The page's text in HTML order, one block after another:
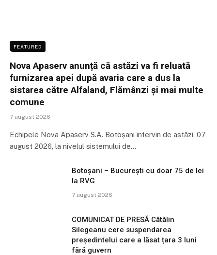
FEATURED
Nova Apaserv anunță că astăzi va fi reluată
furnizarea apei după avaria care a dus la
sistarea către Alfaland, Flămânzi și mai multe
comune
7 august 2026
Echipele Nova Apaserv S.A. Botoșani intervin de astăzi, 07
august 2026, la nivelul sistemului de…
Botoșani – București cu doar 75 de lei
la RVG
7 august 2026
COMUNICAT DE PRESĂ Cătălin
Silegeanu cere suspendarea
președintelui care a lăsat țara 3 luni
fără guvern